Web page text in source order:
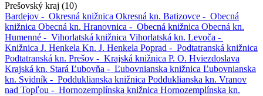
Prešovský kraj (10)
Bardejov - Okresná knižnica Okresná kn. Batizovce - Obecná
knižnica Obecná kn. Hranovnica - Obecná knižnica Obecná kn.
Humenné - Vihorlatská knižnica Vihorlatská kn. Levoča -
Knižnica J. Henkela Kn. J. Henkela Poprad - Podtatranská knižnica
Podtatranská kn. Prešov - Krajská knižnica P. O. Hviezdoslava
Krajská kn. Stará Ľubovňa - Ľubovnianska knižnica Ľubovnianska
kn. Svidník - Podduklianska knižnica Podduklianska kn. Vranov
nad Topľou - Hornozemplínska knižnica Hornozemplínska kn.